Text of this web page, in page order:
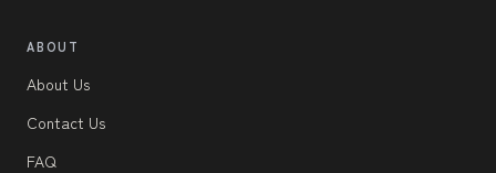
ABOUT
About Us
Contact Us
FAQ